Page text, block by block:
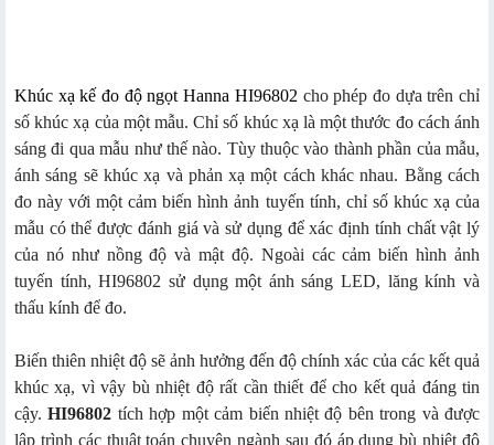
Khúc xạ kế đo độ ngọt Hanna HI96802 cho phép đo dựa trên chỉ
số khúc xạ của một mẫu. Chỉ số khúc xạ là một thước đo cách ánh
sáng đi qua mẫu như thế nào. Tùy thuộc vào thành phần của mẫu,
ánh sáng sẽ khúc xạ và phản xạ một cách khác nhau. Bằng cách
đo này với một cảm biến hình ảnh tuyến tính, chỉ số khúc xạ của
mẫu có thể được đánh giá và sử dụng để xác định tính chất vật lý
của nó như nồng độ và mật độ. Ngoài các cảm biến hình ảnh
tuyến tính, HI96802 sử dụng một ánh sáng LED, lăng kính và
thấu kính để đo.
Biến thiên nhiệt độ sẽ ảnh hưởng đến độ chính xác của các kết quả
khúc xạ, vì vậy bù nhiệt độ rất cần thiết để cho kết quả đáng tin
cậy.HI96802 tích hợp một cảm biến nhiệt độ bên trong và được
lập trình các thuật toán chuyên ngành sau đó áp dụng bù nhiệt độ